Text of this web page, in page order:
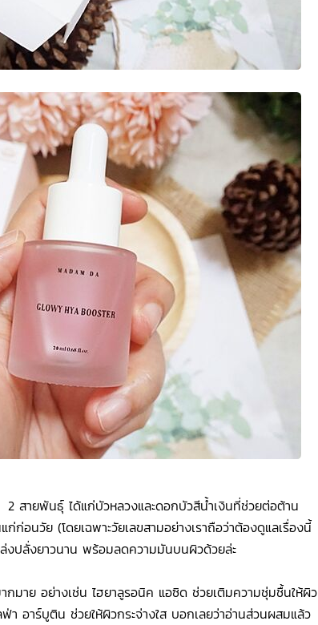
สายพันธุ์ ได้แก่บัวหลวงและดอกบัวสีน้ำเงินที่ช่วยต่อต้าน
ก่อนวัย (โดยเฉพาะวัยเลขสามอย่างเราถือว่าต้องดูแลเรื่องนี้
งปลั่งยาวนาน พร้อมลดความมันบนผิวด้วยล่ะ
มาย อย่างเช่น ไฮยาลูรอนิค แอซิด ช่วยเติมความชุ่มชื้นให้ผิว
อาร์บูติน ช่วยให้ผิวกระจ่างใส บอกเลยว่าอ่านส่วนผสมแล้ว